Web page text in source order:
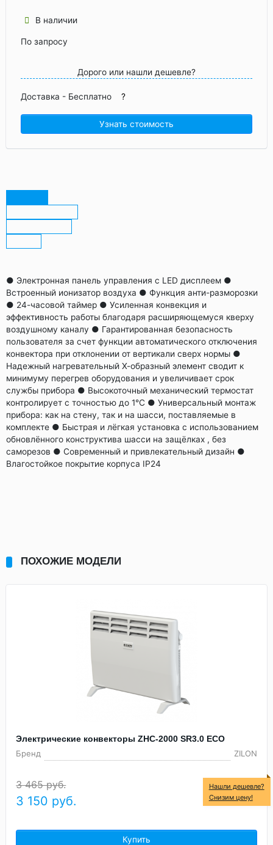
В наличии
По запросу
Дорого или нашли дешевле?
Доставка - Бесплатно ?
Узнать стоимость
● Электронная панель управления с LED дисплеем ●
Встроенный ионизатор воздуха ● Функция анти-разморозки
● 24-часовой таймер ● Усиленная конвекция и
эффективность работы благодаря расширяющемуся кверху
воздушному каналу ● Гарантированная безопасность
пользователя за счет функции автоматического отключения
конвектора при отклонении от вертикали сверх нормы ●
Надежный нагревательный Х-образный элемент сводит к
минимуму перегрев оборудования и увеличивает срок
службы прибора ● Высокоточный механический термостат
контролирует с точностью до 1°С ● Универсальный монтаж
прибора: как на стену, так и на шасси, поставляемые в
комплекте ● Быстрая и лёгкая установка с использованием
обновлённого конструктива шасси на защёлках , без
саморезов ● Современный и привлекательный дизайн ●
Влагостойкое покрытие корпуса IP24
ПОХОЖИЕ МОДЕЛИ
Электрические конвекторы ZHC-2000 SR3.0 ECO
Бренд
ZILON
3 465 руб.
3 150 руб.
Нашли дешевле?
Снизим цену!
Купить